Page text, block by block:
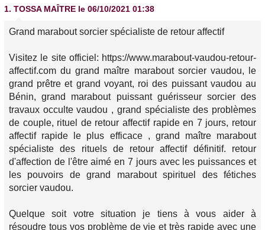
1. TOSSA MAÎTRE le 06/10/2021 01:38
Grand marabout sorcier spécialiste de retour affectif
Visitez le site officiel: https://www.marabout-vaudou-retour-
affectif.com du grand maître marabout sorcier vaudou, le
grand prêtre et grand voyant, roi des puissant vaudou au
Bénin, grand marabout puissant guérisseur sorcier des
travaux occulte vaudou , grand spécialiste des problèmes
de couple, rituel de retour affectif rapide en 7 jours, retour
affectif rapide le plus efficace , grand maître marabout
spécialiste des rituels de retour affectif définitif. retour
d'affection de l'être aimé en 7 jours avec les puissances et
les pouvoirs de grand marabout spirituel des fétiches
sorcier vaudou.
Quelque soit votre situation je tiens à vous aider à
résoudre tous vos problème de vie et très rapide avec une